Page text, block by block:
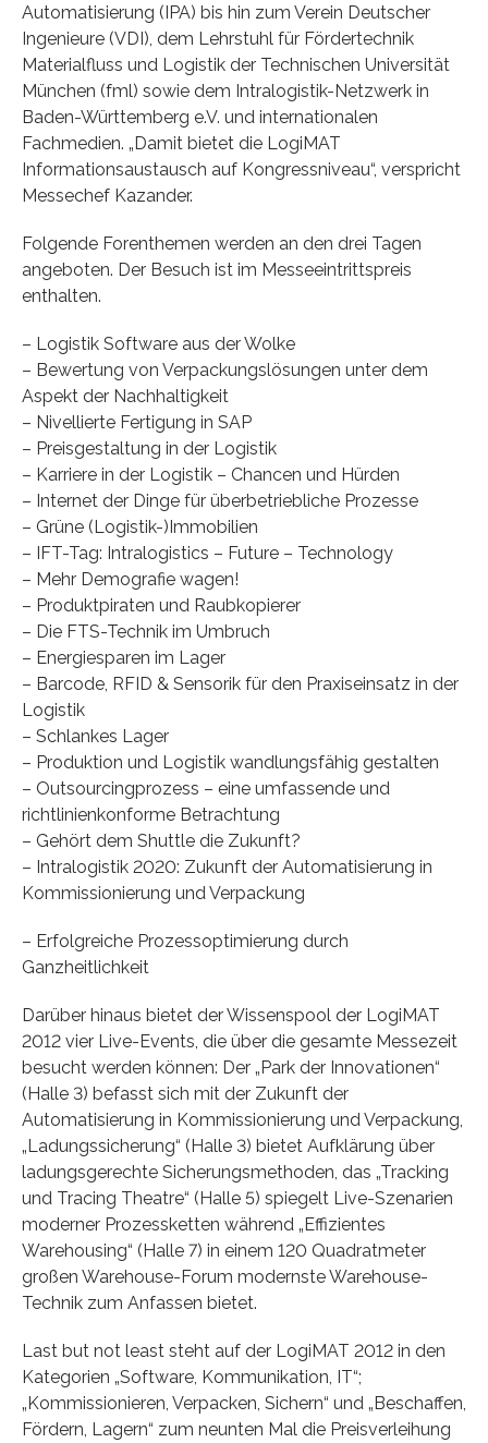
Automatisierung (IPA) bis hin zum Verein Deutscher
Ingenieure (VDI), dem Lehrstuhl für Fördertechnik
Materialfluss und Logistik der Technischen Universität
München (fml) sowie dem Intralogistik-Netzwerk in
Baden-Württemberg e.V. und internationalen
Fachmedien. „Damit bietet die LogiMAT
Informationsaustausch auf Kongressniveau“, verspricht
Messechef Kazander.
Folgende Forenthemen werden an den drei Tagen
angeboten. Der Besuch ist im Messeeintrittspreis
enthalten.
– Logistik Software aus der Wolke
– Bewertung von Verpackungslösungen unter dem
Aspekt der Nachhaltigkeit
– Nivellierte Fertigung in SAP
– Preisgestaltung in der Logistik
– Karriere in der Logistik – Chancen und Hürden
– Internet der Dinge für überbetriebliche Prozesse
– Grüne (Logistik-)Immobilien
– IFT-Tag: Intralogistics – Future – Technology
– Mehr Demografie wagen!
– Produktpiraten und Raubkopierer
– Die FTS-Technik im Umbruch
– Energiesparen im Lager
– Barcode, RFID & Sensorik für den Praxiseinsatz in der
Logistik
– Schlankes Lager
– Produktion und Logistik wandlungsfähig gestalten
– Outsourcingprozess – eine umfassende und
richtlinienkonforme Betrachtung
– Gehört dem Shuttle die Zukunft?
– Intralogistik 2020: Zukunft der Automatisierung in
Kommissionierung und Verpackung
– Erfolgreiche Prozessoptimierung durch
Ganzheitlichkeit
Darüber hinaus bietet der Wissenspool der LogiMAT
2012 vier Live-Events, die über die gesamte Messezeit
besucht werden können: Der „Park der Innovationen“
(Halle 3) befasst sich mit der Zukunft der
Automatisierung in Kommissionierung und Verpackung,
„Ladungssicherung“ (Halle 3) bietet Aufklärung über
ladungsgerechte Sicherungsmethoden, das „Tracking
und Tracing Theatre“ (Halle 5) spiegelt Live-Szenarien
moderner Prozessketten während „Effizientes
Warehousing“ (Halle 7) in einem 120 Quadratmeter
großen Warehouse-Forum modernste Warehouse-
Technik zum Anfassen bietet.
Last but not least steht auf der LogiMAT 2012 in den
Kategorien „Software, Kommunikation, IT“;
„Kommissionieren, Verpacken, Sichern“ und „Beschaffen,
Fördern, Lagern“ zum neunten Mal die Preisverleihung